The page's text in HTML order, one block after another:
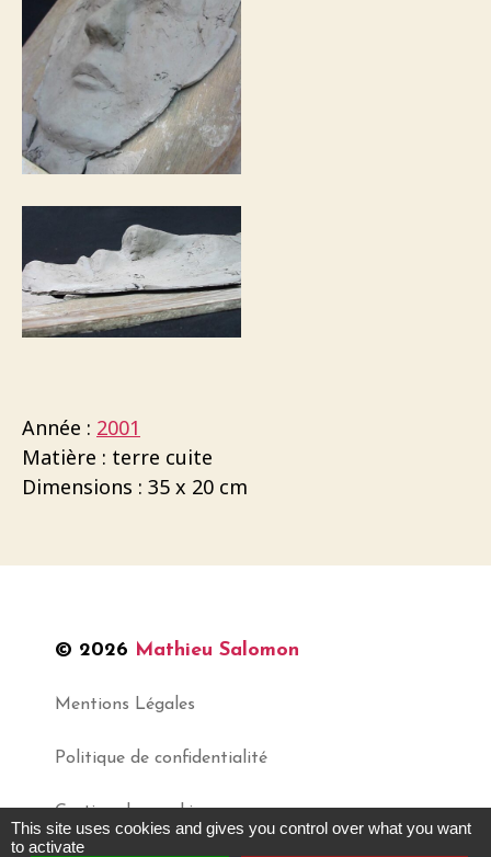
Année : 2001
Matière : terre cuite
Dimensions : 35 x 20 cm
© 2026 Mathieu Salomon
Mentions Légales
Politique de confidentialité
Gestion des cookies
This site uses cookies and gives you control over what you want
to activate